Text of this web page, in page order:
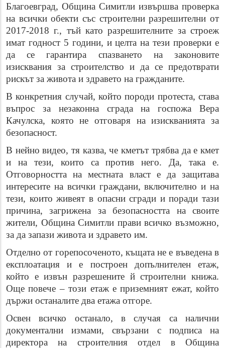
Благоевград, Община Симитли извършва проверка
на всички обекти със строителни разрешителни от
2017-2018 г., тъй като разрешителните за строеж
имат годност 5 години, и целта на тези проверки е
да се гарантира спазването на законовите
изисквания за строителство и да се предотврати
рискът за живота и здравето на гражданите.
В конкретния случай, който породи протеста, става
въпрос за незаконна сграда на госпожа Вера
Качулска, която не отговаря на изискванията за
безопасност.
В нейно видео, тя казва, че кметът трябва да е кмет
и на тези, които са против него. Да, така е.
Отговорността на местната власт е да защитава
интересите на всички граждани, включително и на
тези, които живеят в опасни сгради и поради тази
причина, загрижена за безопасността на своите
жители, Община Симитли прави всичко възможно,
за да запази живота и здравето им.
Отделно от горепосоченото, къщата не е въведена в
експлоатация и е построен допълнителен етаж,
който е извън разрешените й строителни книжа.
Още повече – този етаж е приземният ежат, който
държи останалите два етажа отгоре.
Освен всичко останало, в случая са налични
документални измами, свързани с подписа на
директора на строителния отдел в Община